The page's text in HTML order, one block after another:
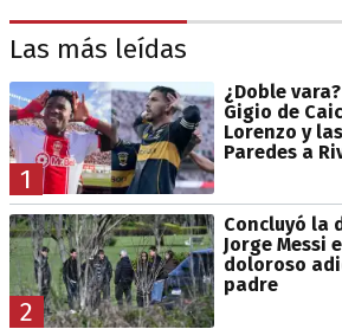
Las más leídas
1
¿Doble
Gigio de
Lorenzo y
Paredes a
2
Concluyó la
Jorge Messi
doloroso
padre